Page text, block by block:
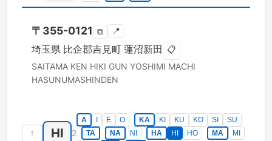
〒 355-0121 ⧉ 📍
埼玉県 比企郡吉見町 蓮沼新田 📋
SAITAMA KEN HIKI GUN YOSHIMI MACHI
HASUNUMASHINDEN
↑ HI 2
A E O KA KI KU KO SI
SU
TA
NA NI HA HI HO MA
MI